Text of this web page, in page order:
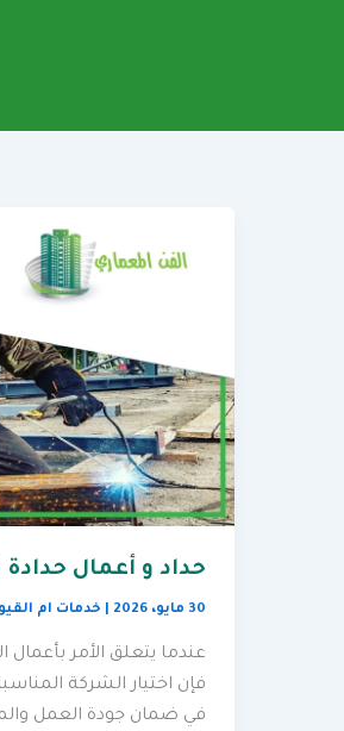
حداد و أعمال حدادة
30 مايو، 2026 خدمات ام
عندما يتعلق الأمر بأعمال
فإن اختيار الشركة
في ضمان جودة العمل